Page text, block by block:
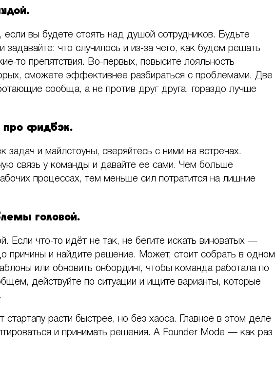
если вы будете стоять над душой сотрудников. Будьте
задавайте: что случилось и из-за чего, как будем решать
то препятствия. Во-первых, повысите лояльность
сможете эффективнее разбираться с проблемами. Две
сообща, а не против друг друга, гораздо лучше
фидбэк.
задач и майлстоуны, сверяйтесь с ними на встречах.
связь у команды и давайте ее сами. Чем больше
процессах, тем меньше сил потратится на лишние
головой.
Если что-то идёт не так, не бегите искать виноватых —
причины и найдите решение. Может, стоит собрать в одном
или обновить онбординг, чтобы команда работала по
действуйте по ситуации и ищите варианты, которые
стартапу расти быстрее, но без хаоса. Главное в этом деле
и принимать решения. А Founder Mode — как раз